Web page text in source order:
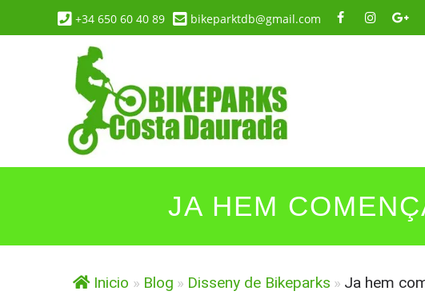
al
+34 650 60 40 89 bikeparktdb@gmail.com
JA HEM
Inicio » Blog » Disseny de Bikeparks » Ja hem